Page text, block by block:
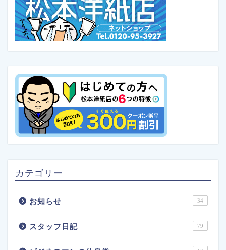
カテゴリー
お知らせ 34
スタッフ日記 79